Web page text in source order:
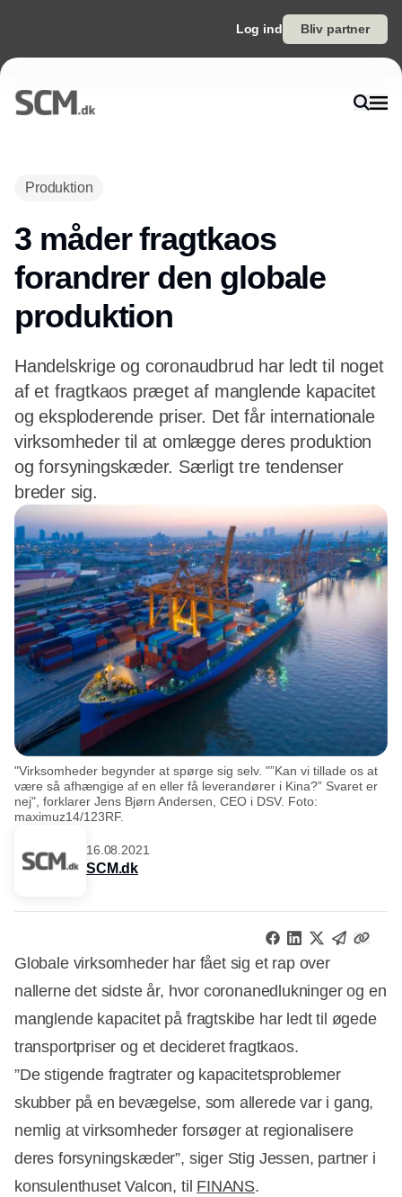
Log ind Bliv partner
Produktion
3 måder fragtkaos
forandrer den globale
produktion
Handelskrige og coronaudbrud har ledt til noget
af et fragtkaos præget af manglende kapacitet
og eksploderende priser. Det får internationale
virksomheder til at omlægge deres produktion
og forsyningskæder. Særligt tre tendenser
breder sig.
"Virksomheder begynder at spørge sig selv. "”Kan vi tillade os at
være så afhængige af en eller få leverandører i Kina?” Svaret er
nej", forklarer Jens Bjørn Andersen, CEO i DSV. Foto:
maximuz14/123RF.
16.08.2021
SCM.dk
Globale virksomheder har fået sig et rap over
nallerne det sidste år, hvor coronanedlukninger og en
manglende kapacitet på fragtskibe har ledt til øgede
transportpriser og et decideret fragtkaos.
”De stigende fragtrater og kapacitetsproblemer
skubber på en bevægelse, som allerede var i gang,
nemlig at virksomheder forsøger at regionalisere
deres forsyningskæder”, siger Stig Jessen, partner i
konsulenthuset Valcon, til FINANS.